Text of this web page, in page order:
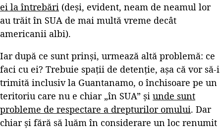
ei la întrebări (deși, evident, neam de neamul lor
au trăit în SUA de mai multă vreme decât
americanii albi).
Iar după ce sunt prinși, urmează altă problemă: ce
faci cu ei? Trebuie spații de detenție, așa că vor să-i
trimită inclusiv la Guantanamo, o închisoare pe un
teritoriu care nu e chiar „în SUA” și unde sunt
probleme de respectare a drepturilor omului. Dar
chiar și fără să luăm în considerare un loc renumit